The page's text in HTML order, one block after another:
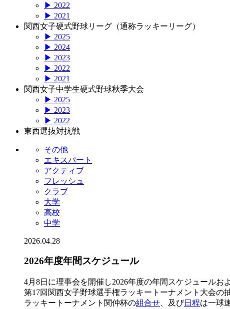
▶ 2022
▶ 2021
関西女子硬式野球リーグ（通称ラッキーリーグ）
▶ 2025
▶ 2024
▶ 2023
▶ 2022
▶ 2021
関西女子中学生硬式野球秋季大会
▶ 2025
▶ 2023
▶ 2022
東西選抜対抗戦
その他
エキスパート
アクティブ
フレッシュ
クラブ
大学
高校
中学
2026.04.28
2026年度年間スケジュール
4月8日に理事会を開催し2026年度の年間スケジュールおよ
第17回関西女子野球選手権ラッキートーナメント大会の
ラッキートーナメント関仲杯の組合せ 、及び日程は一球